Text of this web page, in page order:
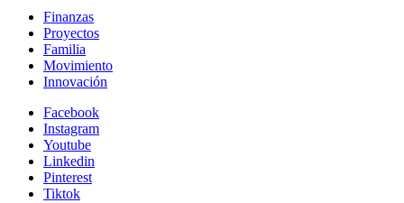
Finanzas
Proyectos
Familia
Movimiento
Innovación
Facebook
Instagram
Youtube
Linkedin
Pinterest
Tiktok